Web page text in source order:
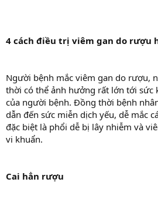
4 cách điều trị viêm gan do rượu
Người bệnh mắc viêm gan do rượu,
thời có thể ảnh hưởng rất lớn tới sức
của người bệnh. Đồng thời bệnh
dẫn đến sức miễn dịch yếu, dễ mắc
đặc biệt là phổi dễ bị lây nhiễm và
vi khuẩn.
Cai hẳn rượu